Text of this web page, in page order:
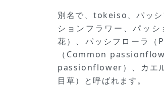
別名で、tokeiso、パッシ
ションフラワー、パッ
花）、パッシフローラ
（Common
passionflower）、カエ
目草）と呼ばれます。